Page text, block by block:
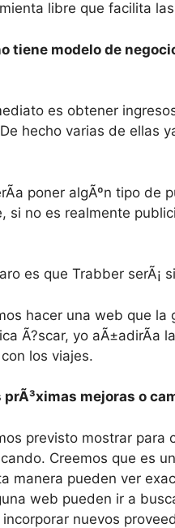
libre que facilita
tiene modelo de
es obtener
hecho varias de ellas
poner algÃºn tipo de
si no es realmente
es que Trabber serÃ¡
hacer una web que
Ã?scar, yo aÃ±adirÃ­a
los viajes.
prÃ³ximas mejoras o
previsto mostrar para
Creemos que es
manera pueden ver
web pueden ir a
nuevos